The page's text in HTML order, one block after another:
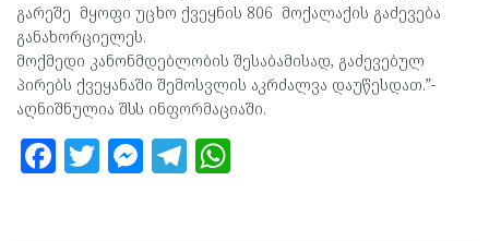
გარეშე მყოფი უცხო ქვეყნის 806 მოქალაქის გაძევება
განახორციელეს.
მოქმედი კანონმდებლობის შესაბამისად, გაძევებულ
პირებს ქვეყანაში შემოსვლის აკრძალვა დაუწესდათ.”-
აღნიშნულია შსს ინფორმაციაში.
F T M T